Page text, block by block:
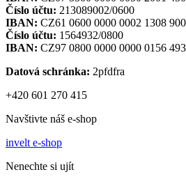
Číslo účtu: 213089002/0600
IBAN: CZ61 0600 0000 0002 1308
Číslo účtu: 1564932/0800
IBAN: CZ97 0800 0000 0000 0156
Datová schránka: 2pfdfra
+420 601 270 415
Navštivte náš e-shop
invelt e-shop
Nenechte si ujít